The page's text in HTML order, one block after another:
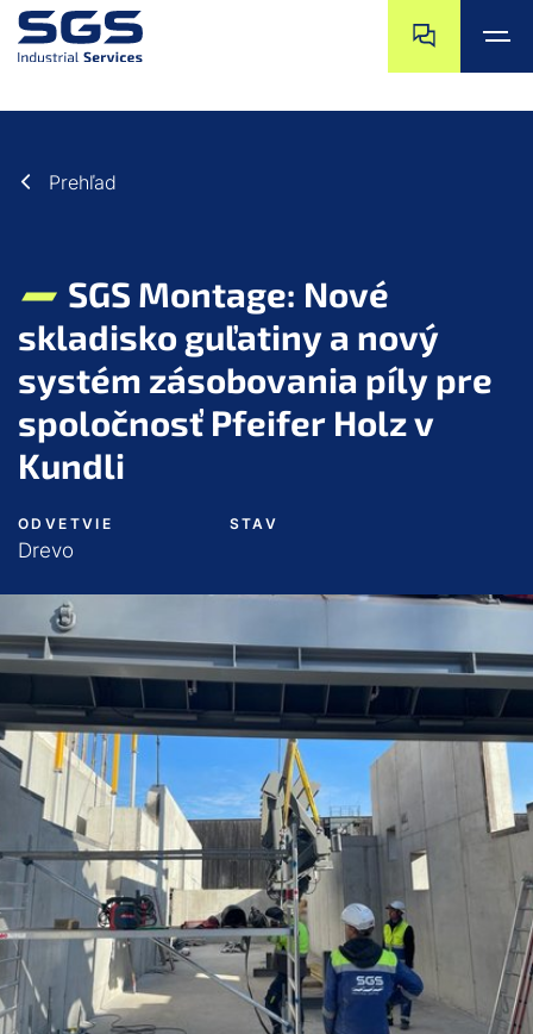
Prehľad
SGS Montage: Nové
skladisko guľatiny a nový
systém zásobovania píly pre
spoločnosť Pfeifer Holz v
Kundli
ODVETVIE
Drevo
STAV